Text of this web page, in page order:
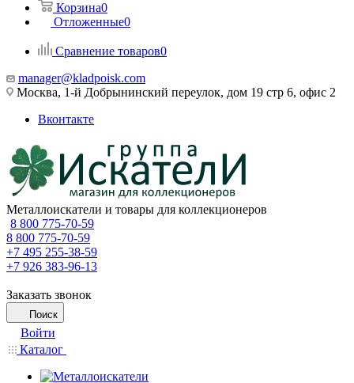
Корзина0
Отложенные0
Сравнение товаров0
manager@kladpoisk.com
Москва, 1-й Добрынинский переулок, дом 19 стр 6, офис 2
Вконтакте
Металлоискатели и товары для коллекционеров
8 800 775-70-59
8 800 775-70-59
+7 495 255-38-59
+7 926 383-96-13
Заказать звонок
Поиск
Войти
Каталог